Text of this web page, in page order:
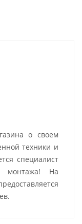
о своем
техники и
специалист
монтажа! На